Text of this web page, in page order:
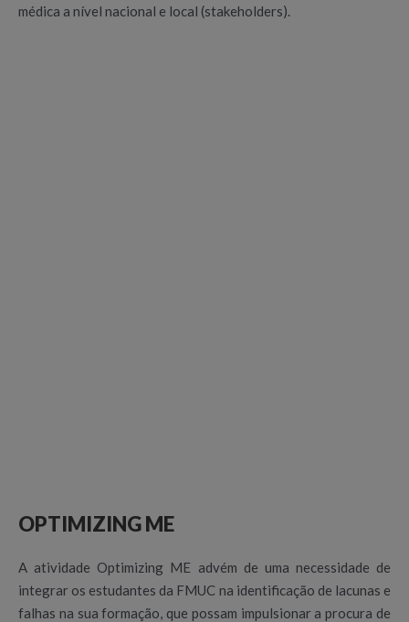
médica a nível nacional e local (stakeholders).
OPTIMIZING ME
A atividade Optimizing ME advém de uma necessidade de
integrar os estudantes da FMUC na identificação de lacunas e
falhas na sua formação, que possam impulsionar a procura de